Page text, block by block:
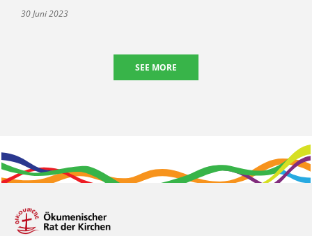
30 Juni 2023
SEE MORE